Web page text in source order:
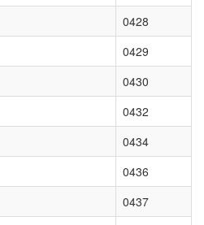
0428
0429
0430
0432
0434
0436
0437